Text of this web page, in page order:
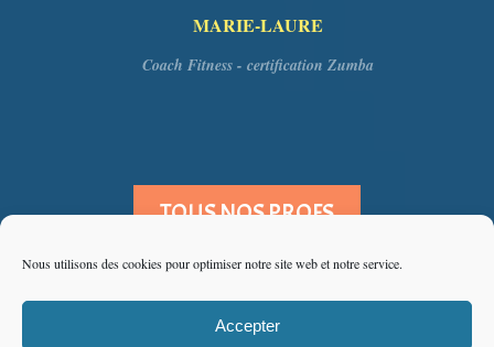
Nous utilisons des cookies pour optimiser notre site web et notre service.
Accepter
MARIE-LAURE
Coach Fitness - certification Zumba
TOUS NOS PROFS